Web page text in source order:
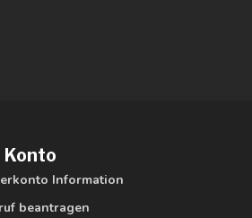
Konto
Information
beantragen